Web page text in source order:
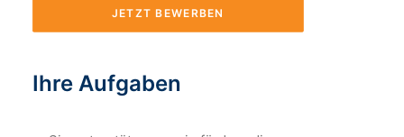
JETZT BEWERBEN
Ihre Aufgaben